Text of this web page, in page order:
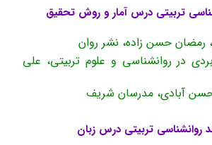
تربیتی درس آمار و روش تحقیق
رمضان حسن زاده، نشر روان
در روانشناسی و علوم تربیتی، علی
آبادی، مدرسان شریف
روانشناسی تربیتی درس زبان